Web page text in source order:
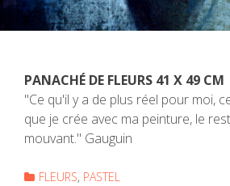
PANACHÉ DE FLEURS 41 X 49 CM
"Ce qu'il y a de plus réel pour moi,
que je crée avec ma peinture, le
mouvant." Gauguin
FLEURS PASTEL